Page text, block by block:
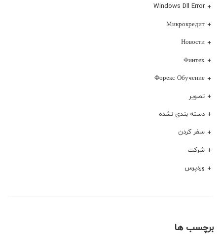
Windows Dll Error
Микрокредит
Новости
Финтех
Форекс Обучение
تصویر
دسته بندی نشده
سفر کردن
شرکت
وردپرس
برچسب ها